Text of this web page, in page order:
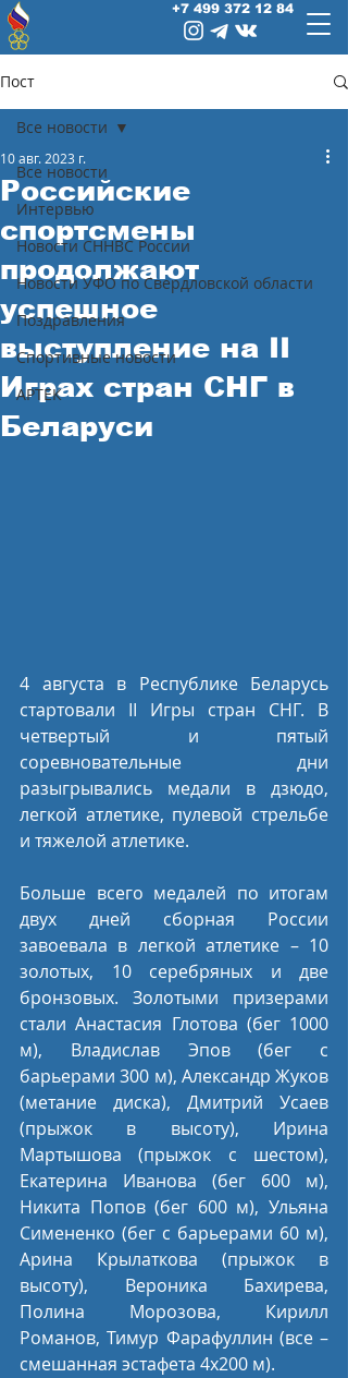
+7 499 372 12 84
Пост
Все новости
Интервью
Новости СННВС России
Новости УФО по Свердловской области
Поздравления
Спортивные новости
АРТЕК
Все новости
Российские
спортсмены
продолжают
успешное
выступление на II
Играх стран СНГ в
Беларуси
10 авг. 2023 г.
4 августа в Республике Беларусь
стартовали II Игры стран СНГ. В
четвертый и пятый
соревновательные дни
разыгрывались медали в дзюдо,
легкой атлетике, пулевой стрельбе
и тяжелой атлетике.
Больше всего медалей по итогам
двух дней сборная России
завоевала в легкой атлетике – 10
золотых, 10 серебряных и две
бронзовых. Золотыми призерами
стали Анастасия Глотова (бег 1000
м), Владислав Эпов (бег с
барьерами 300 м), Александр Жуков
(метание диска), Дмитрий Усаев
(прыжок в высоту), Ирина
Мартышова (прыжок с шестом),
Екатерина Иванова (бег 600 м),
Никита Попов (бег 600 м), Ульяна
Симененко (бег с барьерами 60 м),
Арина Крылаткова (прыжок в
высоту), Вероника Бахирева,
Полина Морозова, Кирилл
Романов, Тимур Фарафуллин (все –
смешанная эстафета 4х200 м).